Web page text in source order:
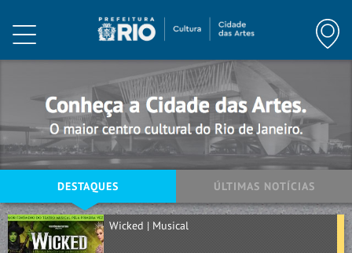
HOME
INSTITUCIONAL
PROGRAMAÇÃO
ARTE E CONHECIMENTO
NOTÍCIAS
MEMÓRIA
DESTAQUES ÚLTIMAS NOTÍCIAS
Wicked | Musical